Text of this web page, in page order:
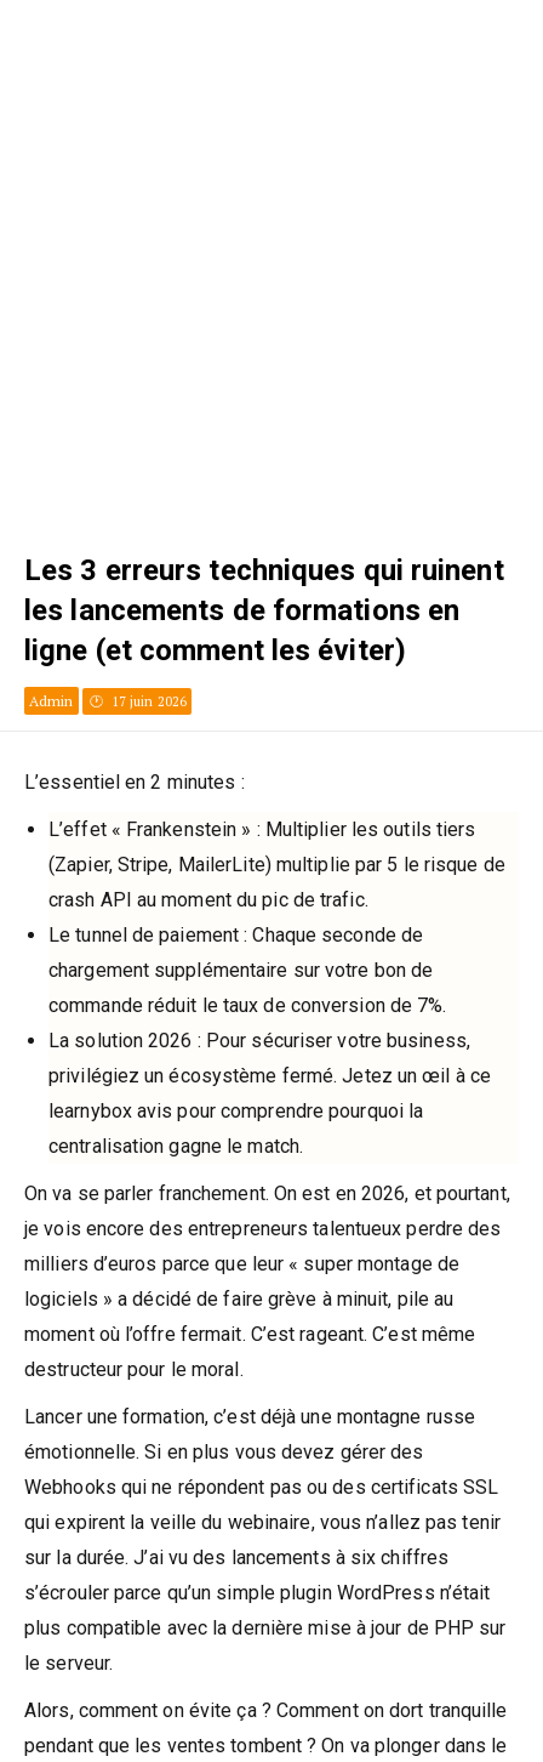
Les 3 erreurs techniques qui ruinent
les lancements de formations en
ligne (et comment les éviter)
Admin 17 juin 2026
L’essentiel en 2 minutes :
L’effet « Frankenstein » : Multiplier les outils tiers
(Zapier, Stripe, MailerLite) multiplie par 5 le risque de
crash API au moment du pic de trafic.
Le tunnel de paiement : Chaque seconde de
chargement supplémentaire sur votre bon de
commande réduit le taux de conversion de 7%.
La solution 2026 : Pour sécuriser votre business,
privilégiez un écosystème fermé. Jetez un œil à ce
learnybox avis pour comprendre pourquoi la
centralisation gagne le match.
On va se parler franchement. On est en 2026, et pourtant,
je vois encore des entrepreneurs talentueux perdre des
milliers d’euros parce que leur « super montage de
logiciels » a décidé de faire grève à minuit, pile au
moment où l’offre fermait. C’est rageant. C’est même
destructeur pour le moral.
Lancer une formation, c’est déjà une montagne russe
émotionnelle. Si en plus vous devez gérer des
Webhooks qui ne répondent pas ou des certificats SSL
qui expirent la veille du webinaire, vous n’allez pas tenir
sur la durée. J’ai vu des lancements à six chiffres
s’écrouler parce qu’un simple plugin WordPress n’était
plus compatible avec la dernière mise à jour de PHP sur
le serveur.
Alors, comment on évite ça ? Comment on dort tranquille
pendant que les ventes tombent ? On va plonger dans le